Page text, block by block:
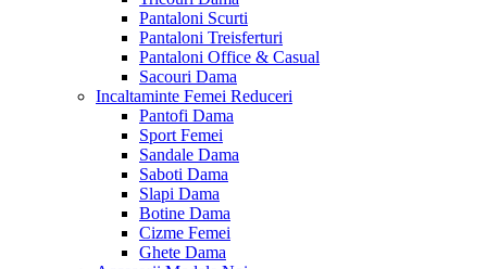
Pantaloni Scurti
Pantaloni Treisferturi
Pantaloni Office & Casual
Sacouri Dama
Incaltaminte Femei Reduceri
Pantofi Dama
Sport Femei
Sandale Dama
Saboti Dama
Slapi Dama
Botine Dama
Cizme Femei
Ghete Dama